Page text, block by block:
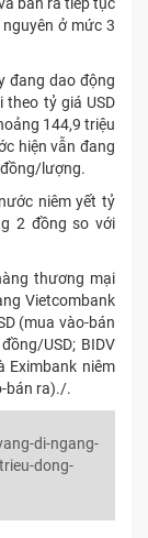
ở mức 3
đang dao động
theo tỷ giá USD
144,9 triệu
hiện vẫn đang
đồng/lượng.
niêm yết tỷ
2 đồng so với
thương mại
Vietcombank
(mua vào-bán
USD; BIDV
Eximbank niêm
bán ra)./.
di-ngang-
dong-